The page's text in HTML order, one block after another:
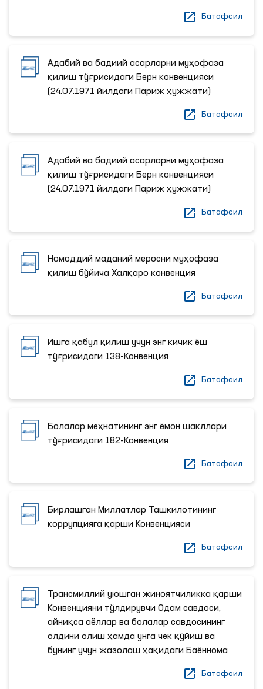
Батафсил
Адабий ва бадиий асарларни муҳофаза
қилиш тўғрисидаги Берн конвенцияси
(24.07.1971 йилдаги Париж ҳужжати)
Батафсил
Адабий ва бадиий асарларни муҳофаза
қилиш тўғрисидаги Берн конвенцияси
(24.07.1971 йилдаги Париж ҳужжати)
Батафсил
Номоддий маданий меросни муҳофаза
қилиш бўйича Халқаро конвенция
Батафсил
Ишга қабул қилиш учун энг кичик ёш
тўғрисидаги 138-Конвенция
Батафсил
Болалар меҳнатининг энг ёмон шакллари
тўғрисидаги 182-Конвенция
Батафсил
Бирлашган Миллатлар Ташкилотининг
коррупцияга қарши Конвенцияси
Батафсил
Трансмиллий уюшган жиноятчиликка қарши
Конвенцияни тўлдирувчи Одам савдоси,
айниқса аёллар ва болалар савдосининг
олдини олиш ҳамда унга чек қўйиш ва
бунинг учун жазолаш ҳақидаги Баённома
Батафсил